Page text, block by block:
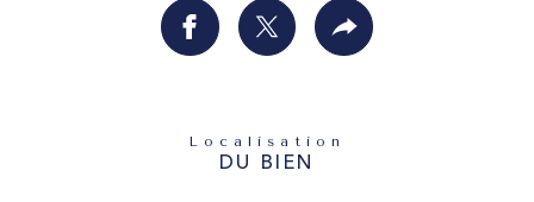
Localisation
DU BIEN